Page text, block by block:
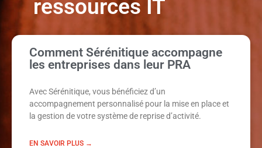
ressources IT
Comment Sérénitique accompagne
les entreprises dans leur PRA
Avec Sérénitique, vous bénéficiez d’un
accompagnement personnalisé pour la mise en place et
la gestion de votre système de reprise d’activité.
EN SAVOIR PLUS →